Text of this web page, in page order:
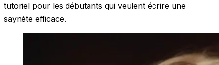
tutoriel pour les débutants qui veulent écrire une
saynète efficace.